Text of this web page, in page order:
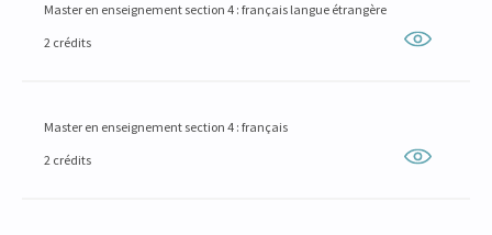
Master en enseignement section 4 : français langue étrangère
2 crédits
Master en enseignement section 4 : français
2 crédits